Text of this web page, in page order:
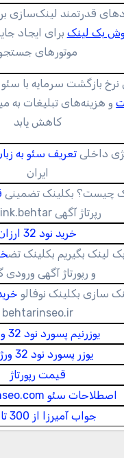
قدرتمند لینک‌سازی
بک لینک برای ایجاد
موتورهای
نرخ بازگشت سرمایه با سئو
و هزینه‌های تبلیغات به
کاهش یابد
داخلیتعریف سئو به
ایران
چیست؟ بکلینک تضمینی
رپرتاژ آگهی backlink.behtar
خرید نود 32 ارزان
لینک بگیریم بکلینک تض
و رپورتاژ آگهی
سازی بکلینک نوفالو
behtarinseo.ir
یوزرنیم پسورد نود 32 ورژن 4
یوزر پسورد نود 32 ورژن 8
قیمت رپورتاژ
اصطلاحات سئو behtarinseo.com
جواب آمیرزا از 300 تا 500